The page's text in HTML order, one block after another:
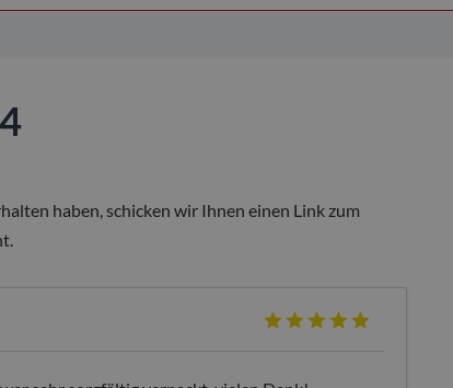
haben, schicken wir Ihnen einen Link zum